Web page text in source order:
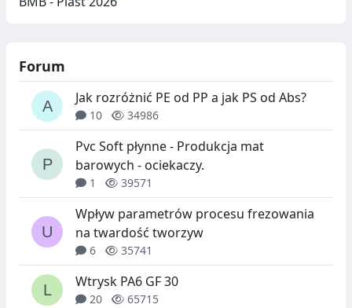
Forum
Jak rozróżnić PE od PP a jak PS od Abs?
10 34986
Pvc Soft płynne - Produkcja mat
barowych - ociekaczy.
1 39571
Wpływ parametrów procesu frezowania
na twardość tworzyw
6 35741
Wtrysk PA6 GF 30
20 65715